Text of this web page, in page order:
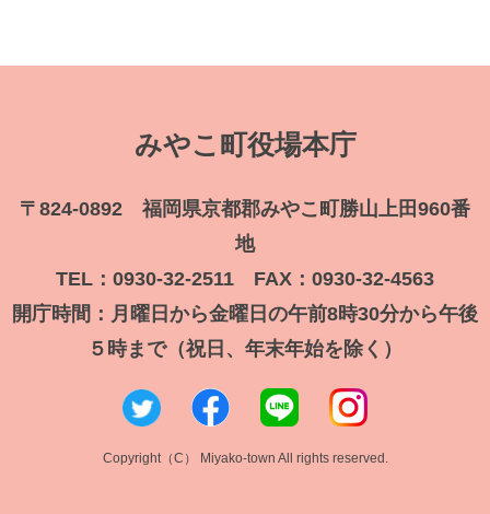
みやこ町役場本庁
〒824-0892 福岡県京都郡みやこ町勝山上田960番
地
TEL：0930-32-2511 FAX：0930-32-4563
開庁時間：月曜日から金曜日の午前8時30分から午後
５時まで（祝日、年末年始を除く）
Copyright（C） Miyako-town All rights reserved.